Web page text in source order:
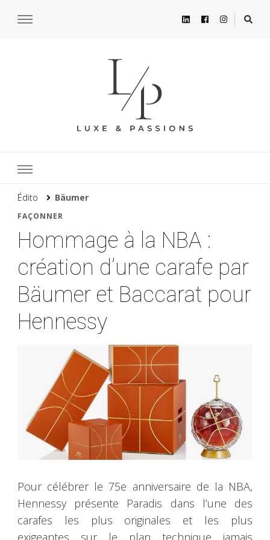
Édito Bäumer
FAÇONNER
Hommage à la NBA :
création d’une carafe par
Bäumer et Baccarat pour
Hennessy
Pour célébrer le 75e anniversaire de la NBA,
Hennessy présente Paradis dans l’une des
carafes les plus originales et les plus